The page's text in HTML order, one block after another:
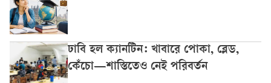
ঢাবি হল ক্যানটিন: খাবারে পোকা, ব্লেড,
কেঁচো—শাস্তিতেও নেই পরিবর্তন